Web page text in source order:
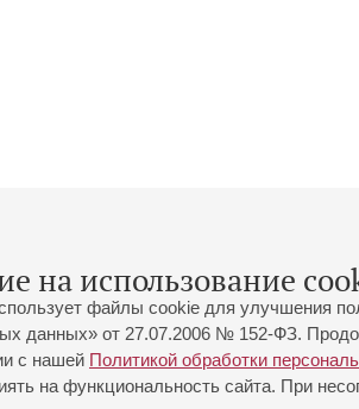
на использование
файлы cookie для улучшения
данных» от 27.07.2006 № 152-ФЗ.
с нашей Политикой обработки
на функциональность сайта. При